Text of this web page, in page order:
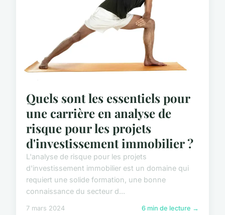
Quels sont les essentiels pour
une carrière en analyse de
risque pour les projets
d'investissement immobilier ?
L'analyse de risque pour les projets
d'investissement immobilier est un domaine qui
requiert une solide formation, une bonne
connaissance du secteur d...
7 mars 2024 6 min de lecture →